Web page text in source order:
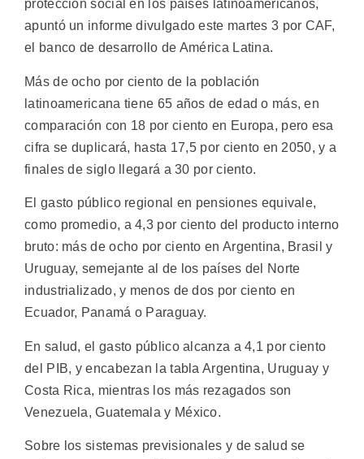
protección social en los países latinoamericanos,
apuntó un informe divulgado este martes 3 por CAF,
el banco de desarrollo de América Latina.
Más de ocho por ciento de la población
latinoamericana tiene 65 años de edad o más, en
comparación con 18 por ciento en Europa, pero esa
cifra se duplicará, hasta 17,5 por ciento en 2050, y a
finales de siglo llegará a 30 por ciento.
El gasto público regional en pensiones equivale,
como promedio, a 4,3 por ciento del producto interno
bruto: más de ocho por ciento en Argentina, Brasil y
Uruguay, semejante al de los países del Norte
industrializado, y menos de dos por ciento en
Ecuador, Panamá o Paraguay.
En salud, el gasto público alcanza a 4,1 por ciento
del PIB, y encabezan la tabla Argentina, Uruguay y
Costa Rica, mientras los más rezagados son
Venezuela, Guatemala y México.
Sobre los sistemas previsionales y de salud se